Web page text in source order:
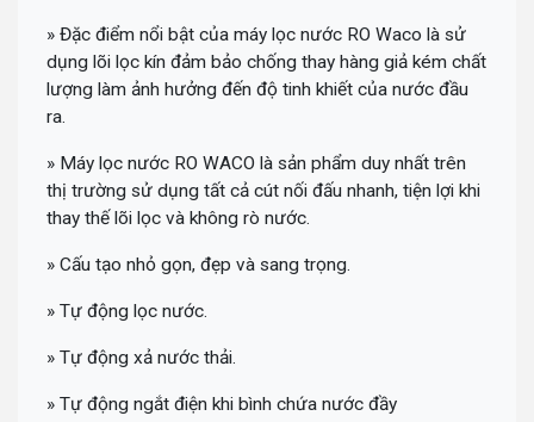
» Đặc điểm nổi bật của máy lọc nước RO Waco là sử
dụng lõi lọc kín đảm bảo chống thay hàng giả kém chất
lượng làm ảnh hưởng đến độ tinh khiết của nước đầu
ra.
» Máy lọc nước RO WACO là sản phẩm duy nhất trên
thị trường sử dụng tất cả cút nối đấu nhanh, tiện lợi khi
thay thế lõi lọc và không rò nước.
» Cấu tạo nhỏ gọn, đẹp và sang trọng.
» Tự động lọc nước.
» Tự động xả nước thải.
» Tự động ngắt điện khi bình chứa nước đầy